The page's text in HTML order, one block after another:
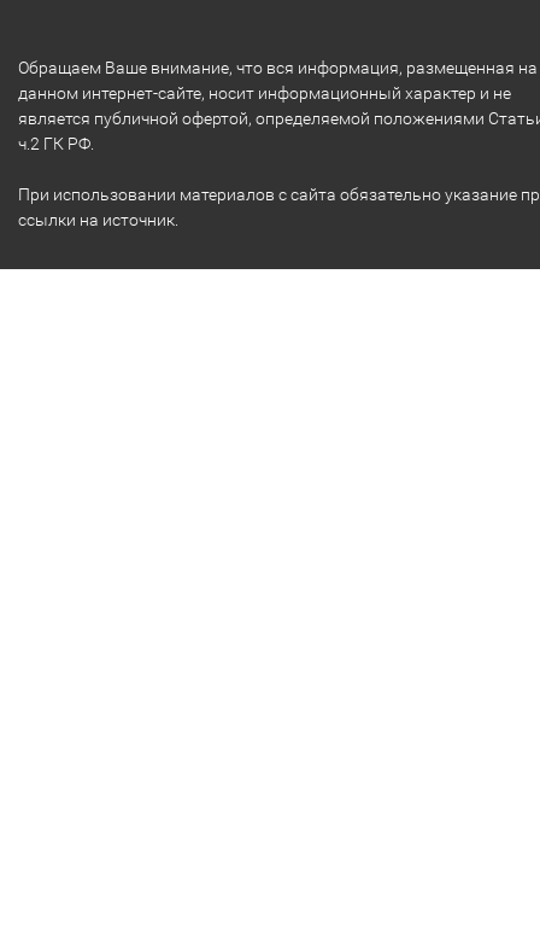
Обращаем Ваше внимание, что вся информация, размещенная на
данном интернет-сайте, носит информационный характер и не
является публичной офертой, определяемой положениями
ч.2 ГК РФ.
При использовании материалов с сайта обязательно указание
ссылки на источник.